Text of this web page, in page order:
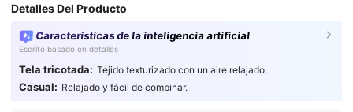
Detalles Del Producto
Características de la inteligencia artificial
Escrito basado en detalles
Tela tricotada: Tejido texturizado con un aire relajado.
Casual: Relajado y fácil de combinar.
4.83 496K Seguidores